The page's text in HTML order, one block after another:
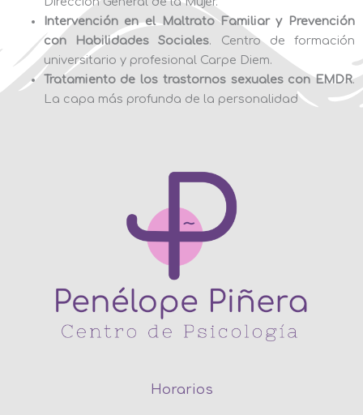
Intervención en el Maltrato Familiar y Prevención
con Habilidades Sociales. Centro de formación
universitario y profesional Carpe Diem.
Tratamiento de los trastornos sexuales con EMDR.
La capa más profunda de la personalidad
Horarios